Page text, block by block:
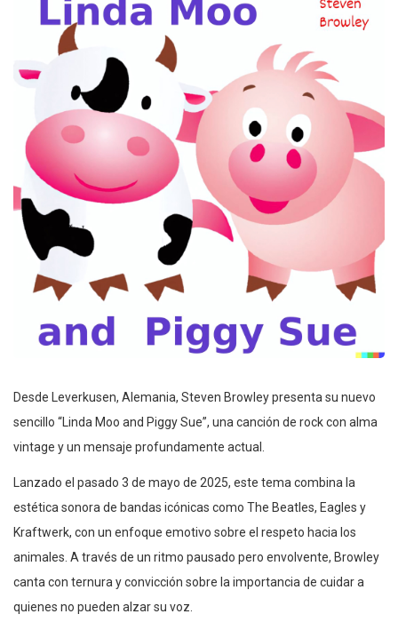
Desde Leverkusen, Alemania, Steven Browley presenta su nuevo
sencillo “Linda Moo and Piggy Sue”, una canción de rock con alma
vintage y un mensaje profundamente actual.
Lanzado el pasado 3 de mayo de 2025, este tema combina la
estética sonora de bandas icónicas como The Beatles, Eagles y
Kraftwerk, con un enfoque emotivo sobre el respeto hacia los
animales. A través de un ritmo pausado pero envolvente, Browley
canta con ternura y convicción sobre la importancia de cuidar a
quienes no pueden alzar su voz.